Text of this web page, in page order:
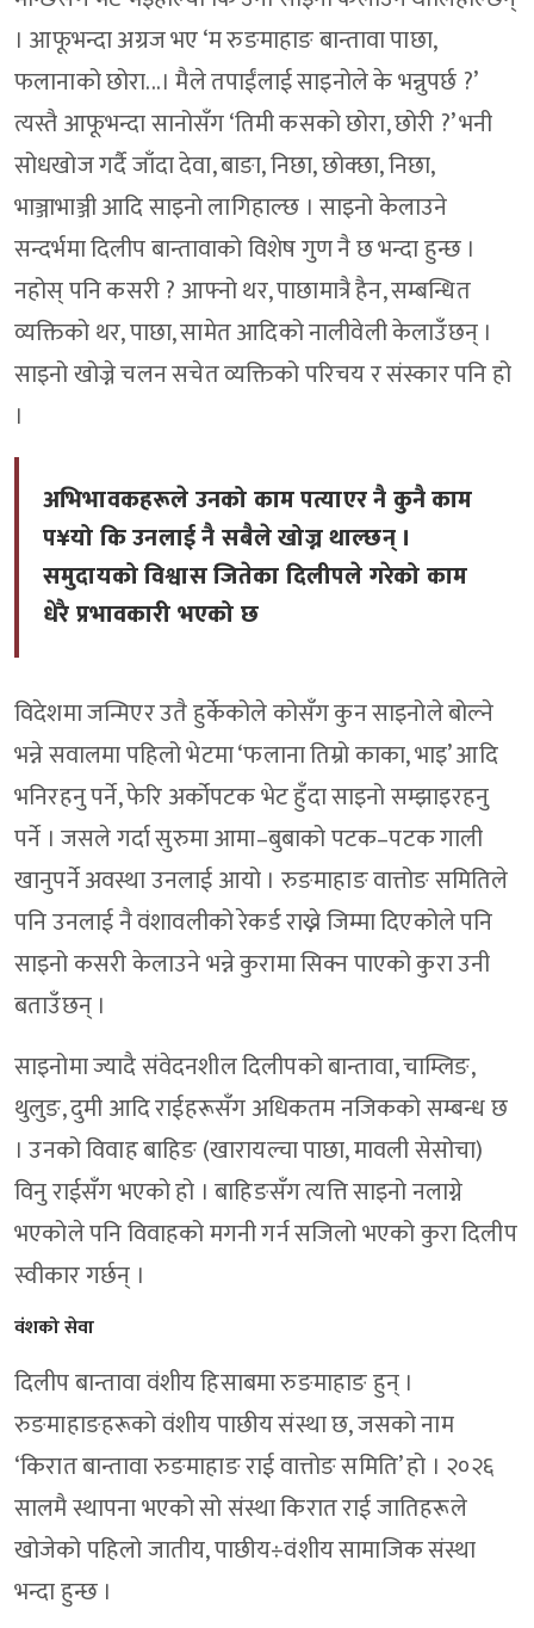
। आफूभन्दा अग्रज भए ‘म रुङमाहाङ बान्तावा पाछा,
फलानाको छोरा...। मैले तपाईंलाई साइनोले के भन्नुपर्छ ?’
त्यस्तै आफूभन्दा सानोसँग ‘तिमी कसको छोरा, छोरी ?’ भनी
सोधखोज गर्दै जाँदा देवा, बाङा, निछा, छोक्छा, निछा,
भाञ्जाभाञ्जी आदि साइनो लागिहाल्छ । साइनो केलाउने
सन्दर्भमा दिलीप बान्तावाको विशेष गुण नै छ भन्दा हुन्छ ।
नहोस् पनि कसरी ? आफ्नो थर, पाछामात्रै हैन, सम्बन्धित
व्यक्तिको थर, पाछा, सामेत आदिको नालीवेली केलाउँछन् ।
साइनो खोज्ने चलन सचेत व्यक्तिको परिचय र संस्कार पनि हो
।
अभिभावकहरूले उनको काम पत्याएर नै कुनै काम
प¥यो कि उनलाई नै सबैले खोज्न थाल्छन् ।
समुदायको विश्वास जितेका दिलीपले गरेको काम
धेरै प्रभावकारी भएको छ
विदेशमा जन्मिएर उतै हुर्केकोले कोसँग कुन साइनोले बोल्ने
भन्ने सवालमा पहिलो भेटमा ‘फलाना तिम्रो काका, भाइ’ आदि
भनिरहनु पर्ने, फेरि अर्कोपटक भेट हुँदा साइनो सम्झाइरहनु
पर्ने । जसले गर्दा सुरुमा आमा–बुबाको पटक–पटक गाली
खानुपर्ने अवस्था उनलाई आयो । रुङमाहाङ वात्तोङ समितिले
पनि उनलाई नै वंशावलीको रेकर्ड राख्ने जिम्मा दिएकोले पनि
साइनो कसरी केलाउने भन्ने कुरामा सिक्न पाएको कुरा उनी
बताउँछन् ।
साइनोमा ज्यादै संवेदनशील दिलीपको बान्तावा, चाम्लिङ,
थुलुङ, दुमी आदि राईहरूसँग अधिकतम नजिकको सम्बन्ध छ
। उनको विवाह बाहिङ (खारायल्चा पाछा, मावली सेसोचा)
विनु राईसँग भएको हो । बाहिङसँग त्यत्ति साइनो नलाग्ने
भएकोले पनि विवाहको मगनी गर्न सजिलो भएको कुरा दिलीप
स्वीकार गर्छन् ।
वंशको सेवा
दिलीप बान्तावा वंशीय हिसाबमा रुङमाहाङ हुन् ।
रुङमाहाङहरूको वंशीय पाछीय संस्था छ, जसको नाम
‘किरात बान्तावा रुङमाहाङ राई वात्तोङ समिति’ हो । २०२६
सालमै स्थापना भएको सो संस्था किरात राई जातिहरूले
खोजेको पहिलो जातीय, पाछीय÷वंशीय सामाजिक संस्था
भन्दा हुन्छ ।